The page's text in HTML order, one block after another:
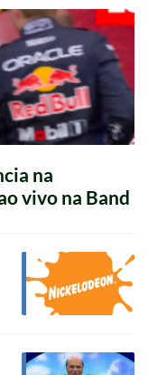
na
vivo na Band